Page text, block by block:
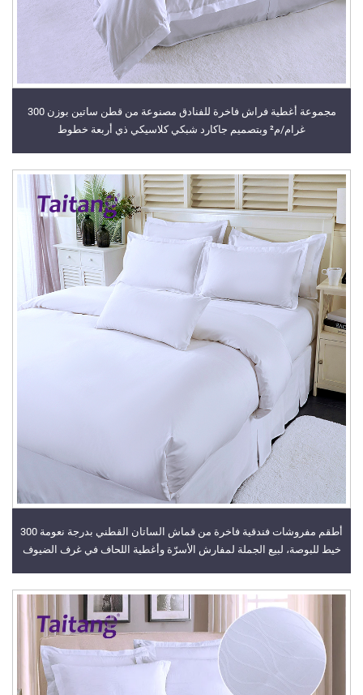
مجموعة أغطية فراش فاخرة للفنادق مصنوعة من قطن ساتين بوزن 300
غرام/م² وبتصميم جاكارد شبكي كلاسيكي ذي أربعة خطوط
أطقم مفروشات فندقية فاخرة من قماش الساتان القطني بدرجة نعومة 300
خيط للبوصة، لبيع الجملة لمفارش الأسرّة وأغطية اللحاف في غرف الضيوف